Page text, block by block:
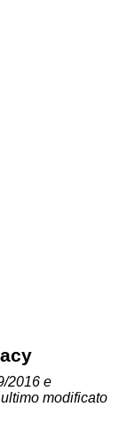
2016 e
modificato